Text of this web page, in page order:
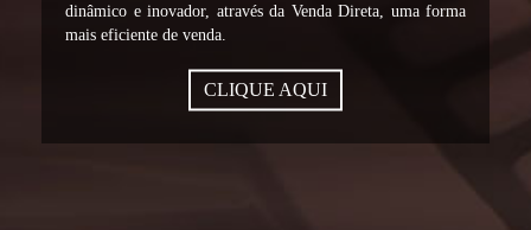
dinâmico e inovador, através da Venda Direta, uma forma
mais eficiente de venda.
CLIQUE AQUI